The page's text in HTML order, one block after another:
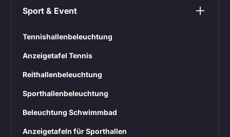
Sport & Event
Tennishallenbeleuchtung
Anzeigetafel Tennis
Reithallenbeleuchtung
Sporthallenbeleuchtung
Beleuchtung Schwimmbad
Anzeigetafeln für Sporthallen